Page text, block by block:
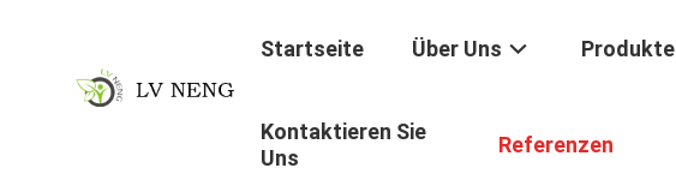
Startseite Über Uns Produkte
Kontaktieren Sie
Uns
Referenzen
/ Trockenmittel Des Molekularsiebs 13x